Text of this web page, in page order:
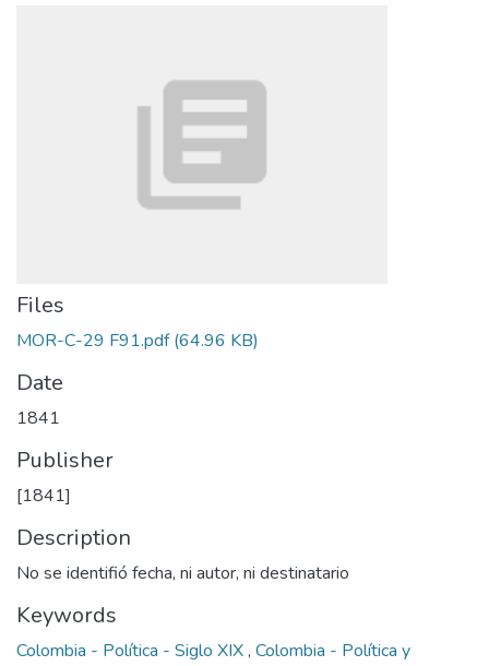
Files
MOR-C-29 F91.pdf(64.96 KB)
Date
1841
Publisher
[1841]
Description
No se identifió fecha, ni autor, ni destinatario
Keywords
Colombia - Política - Siglo XIX, Colombia - Política y